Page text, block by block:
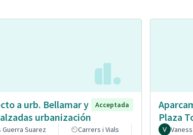
a urb. Bellamar y
urbanización
Acceptada
Guerra Suarez
Carrers i Vials
Plaza